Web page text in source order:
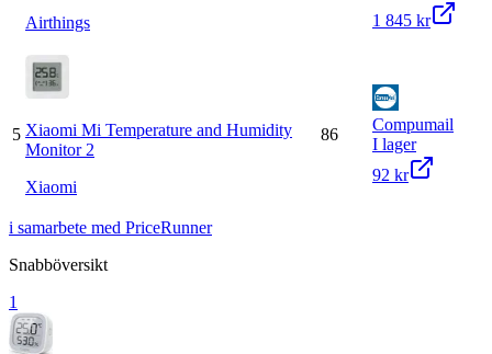
Airthings
1 845 kr
5 Xiaomi Mi Temperature and Humidity
Monitor 2
Xiaomi
86
Compumail
I lager
92 kr
i samarbete med PriceRunner
Snabböversikt
1